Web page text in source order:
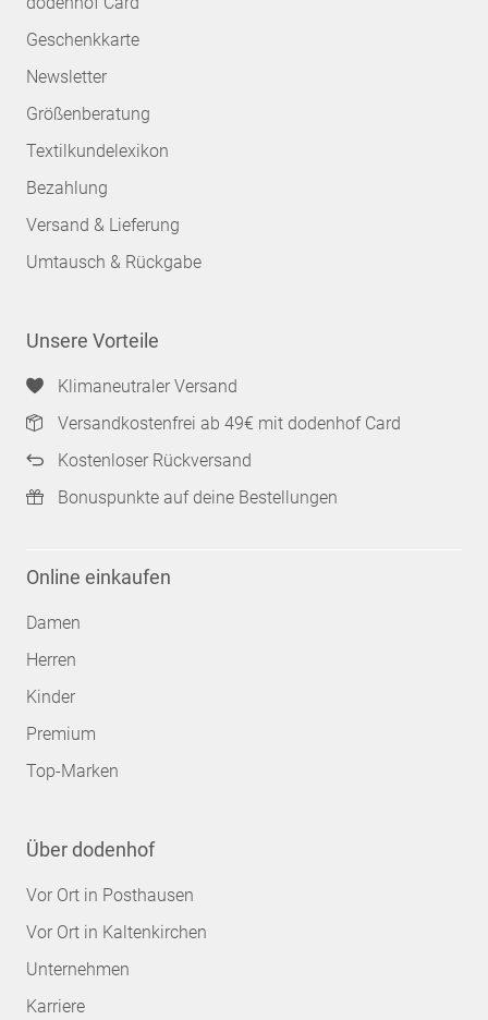
Geschenkkarte
Newsletter
Größenberatung
Textilkundelexikon
Bezahlung
Versand & Lieferung
Umtausch & Rückgabe
Unsere Vorteile
Klimaneutraler Versand
Versandkostenfrei ab 49€ mit dodenhof Card
Kostenloser Rückversand
Bonuspunkte auf deine Bestellungen
Online einkaufen
Damen
Herren
Kinder
Premium
Top-Marken
Über dodenhof
Vor Ort in Posthausen
Vor Ort in Kaltenkirchen
Unternehmen
Karriere